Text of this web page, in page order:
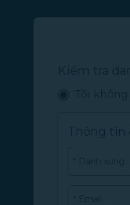
Thông tin
Danh xưng
Email